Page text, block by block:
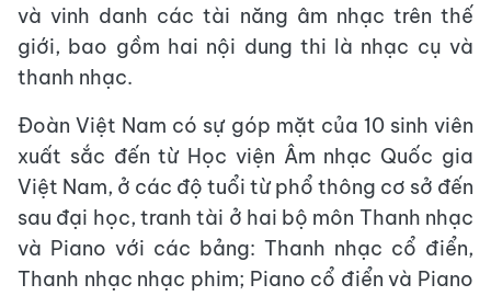
và vinh danh các tài năng âm nhạc trên thế
giới, bao gồm hai nội dung thi là nhạc cụ và
thanh nhạc.
Đoàn Việt Nam có sự góp mặt của 10 sinh viên
xuất sắc đến từ Học viện Âm nhạc Quốc gia
Việt Nam, ở các độ tuổi từ phổ thông cơ sở đến
sau đại học, tranh tài ở hai bộ môn Thanh nhạc
và Piano với các bảng: Thanh nhạc cổ điển,
Thanh nhạc nhạc phim; Piano cổ điển và Piano